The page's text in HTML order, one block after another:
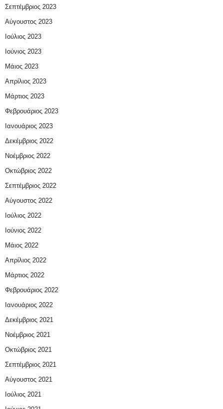
Σεπτέμβριος 2023
Αύγουστος 2023
Ιούλιος 2023
Ιούνιος 2023
Μάιος 2023
Απρίλιος 2023
Μάρτιος 2023
Φεβρουάριος 2023
Ιανουάριος 2023
Δεκέμβριος 2022
Νοέμβριος 2022
Οκτώβριος 2022
Σεπτέμβριος 2022
Αύγουστος 2022
Ιούλιος 2022
Ιούνιος 2022
Μάιος 2022
Απρίλιος 2022
Μάρτιος 2022
Φεβρουάριος 2022
Ιανουάριος 2022
Δεκέμβριος 2021
Νοέμβριος 2021
Οκτώβριος 2021
Σεπτέμβριος 2021
Αύγουστος 2021
Ιούλιος 2021